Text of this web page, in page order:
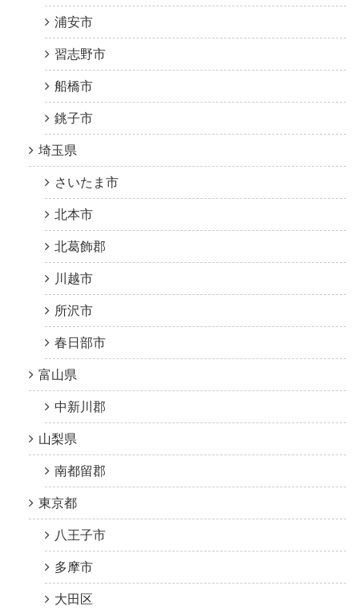
浦安市
習志野市
船橋市
銚子市
埼玉県
さいたま市
北本市
北葛飾郡
川越市
所沢市
春日部市
富山県
中新川郡
山梨県
南都留郡
東京都
八王子市
多摩市
大田区